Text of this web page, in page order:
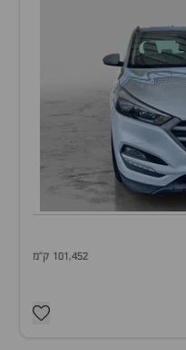
101,452 ק"מ